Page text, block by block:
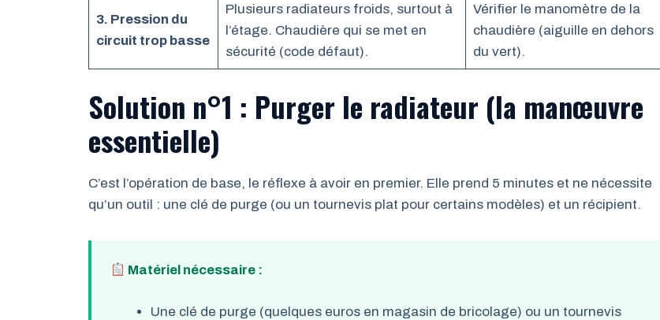
3. Pression du
circuit trop basse
Plusieurs radiateurs froids, surtout à
l’étage. Chaudière qui se met en
sécurité (code défaut).
Vérifier le manomètre de la
chaudière (aiguille en dehors
du vert).
Solution n°1 : Purger le radiateur (la manœuvre
essentielle)
C’est l’opération de base, le réflexe à avoir en premier. Elle prend 5 minutes et ne nécessite
qu’un outil : une clé de purge (ou un tournevis plat pour certains modèles) et un récipient.
Matériel nécessaire :
Une clé de purge (quelques euros en magasin de bricolage) ou un tournevis